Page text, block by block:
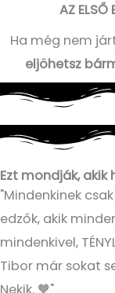
AZ ELSŐ
Ha még nem
eljöhetsz
Ezt mondják, akik
"Mindenkinek
edzők, akik
mindenkivel,
Tibor már sokat
Nekik. 🧡"